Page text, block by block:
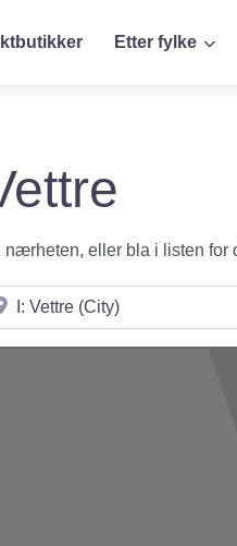
Etter fylke
eller bla i listen for
i nærheten